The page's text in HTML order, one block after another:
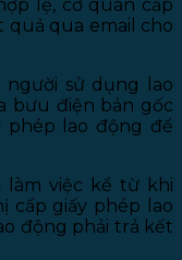
lệ, cơ quan cấp
quả qua email cho
sử dụng lao
bưu điện bản gốc
phép lao động để
làm việc kể từ khi
cấp giấy phép lao
động phải trả kết